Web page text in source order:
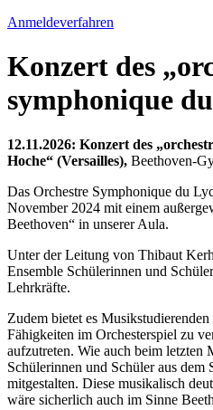
Anmeldeverfahren
Konzert des
symphonique
12.11.2026: Konzert des
Hoche“ (Versailles), Beethoven-
Das Orchestre Symphonique du
November 2024 mit einem
Beethoven“ in unserer Aula.
Unter der Leitung von Thibaut
Ensemble Schülerinnen und
Lehrkräfte.
Zudem bietet es
Fähigkeiten im Orchesterspiel zu
aufzutreten. Wie auch beim letzten
Schülerinnen und Schüler aus dem
mitgestalten. Diese musikalisch
wäre sicherlich auch im Sinne